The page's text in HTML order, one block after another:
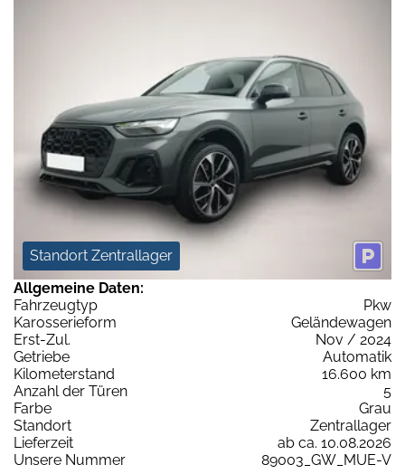
Standort Zentrallager
Allgemeine Daten:
Fahrzeugtyp
Pkw
Karosserieform
Geländewagen
Erst-Zul.
Nov / 2024
Getriebe
Automatik
Kilometerstand
16.600 km
Anzahl der Türen
5
Farbe
Grau
Standort
Zentrallager
Lieferzeit
ab ca. 10.08.2026
Unsere Nummer
89003_GW_MUE-V